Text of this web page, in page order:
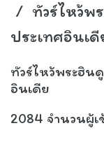
ทัวร์ไหว้พ
ประเทศอินเดี
ทัวร์ไหว้พระฮิน
อินเดีย
2084 จำนวนผู้เ